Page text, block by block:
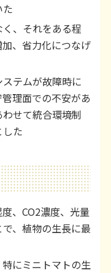
、それをある程
、省力化につなげ
テムが故障時に
理面での不安があ
せて統合環境制
た
、CO2濃度、光量
、植物の生長に最
にミニトマトの生